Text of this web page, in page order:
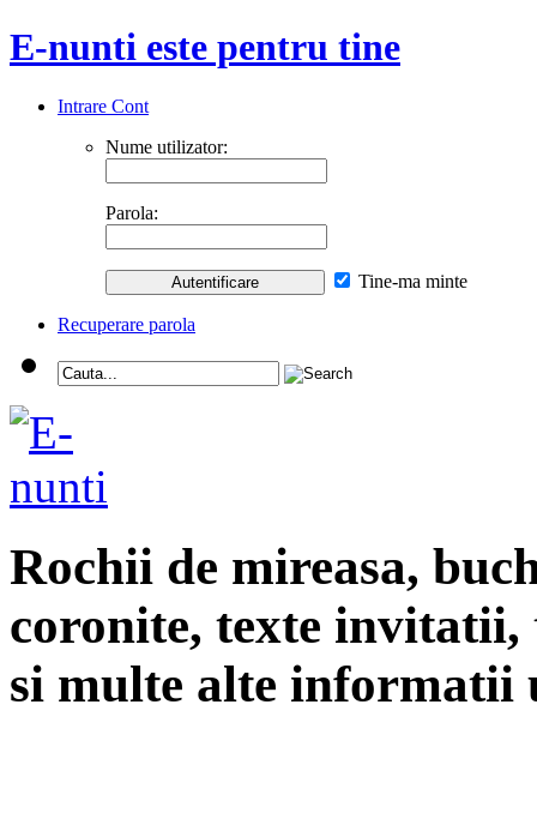
E-nunti este pentru tine
Intrare Cont
Nume utilizator:
Parola:
Tine-ma minte
Recuperare parola
Rochii de mireasa,
coronite, texte
si multe alte informatii